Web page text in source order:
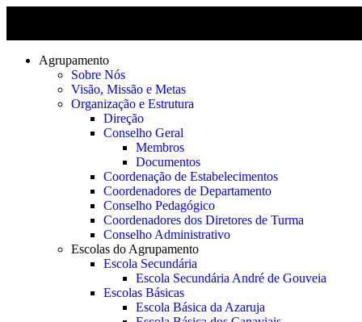
Agrupamento
Sobre Nós
Visão, Missão e Metas
Organização e Estrutura
Direção
Conselho Geral
Membros
Documentos
Coordenação de Estabelecimentos
Coordenadores de Departamento
Conselho Pedagógico
Coordenadores dos Diretores de Turma
Conselho Administrativo
Escolas do Agrupamento
Escola Secundária
Escola Secundária André de Gouveia
Escolas Básicas
Escola Básica da Azaruja